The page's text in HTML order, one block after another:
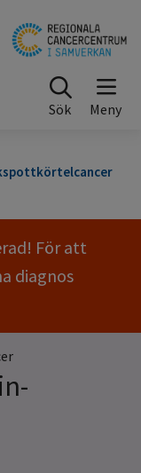
Sök
För att
diagnos